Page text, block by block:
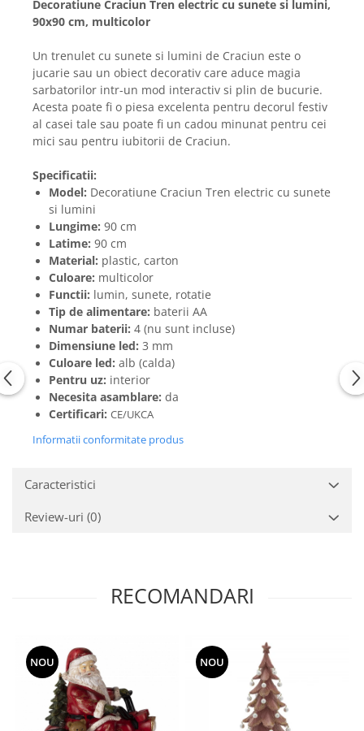
Decoratiune Craciun Tren electric cu sunete si lumini,
90x90 cm, multicolor
Un trenulet cu sunete si lumini de Craciun este o
jucarie sau un obiect decorativ care aduce magia
sarbatorilor intr-un mod interactiv si plin de bucurie.
Acesta poate fi o piesa excelenta pentru decorul festiv
al casei tale sau poate fi un cadou minunat pentru cei
mici sau pentru iubitorii de Craciun.
Specificatii:
Model: Decoratiune Craciun Tren electric cu sunete
si lumini
Lungime: 90 cm
Latime: 90 cm
Material: plastic, carton
Culoare: multicolor
Functii: lumin, sunete, rotatie
Tip de alimentare: baterii AA
Numar baterii: 4 (nu sunt incluse)
Dimensiune led: 3 mm
Culoare led: alb (calda)
Pentru uz: interior
Necesita asamblare: da
Certificari: CE/UKCA
Informatii conformitate produs
Caracteristici
Review-uri (0)
RECOMANDARI
NOU NOU